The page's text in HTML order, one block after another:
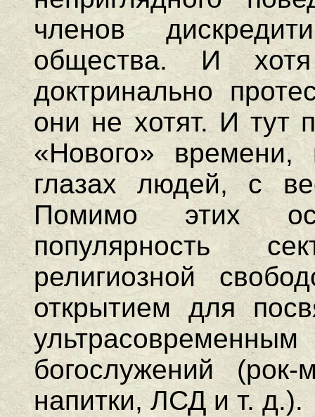
членов
общества. И
доктринально
они не хотят. И тут
«Нового» времени,
глазах людей, с
Помимо этих
популярность
религиозной
открытием для
богослужений
напитки, ЛСД и т. д.).